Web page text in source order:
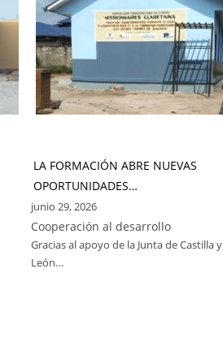
LA FORMACIÓN ABRE NUEVAS
OPORTUNIDADES…
junio 29, 2026
Cooperación al desarrollo
Gracias al apoyo de la Junta de Castilla y
León…